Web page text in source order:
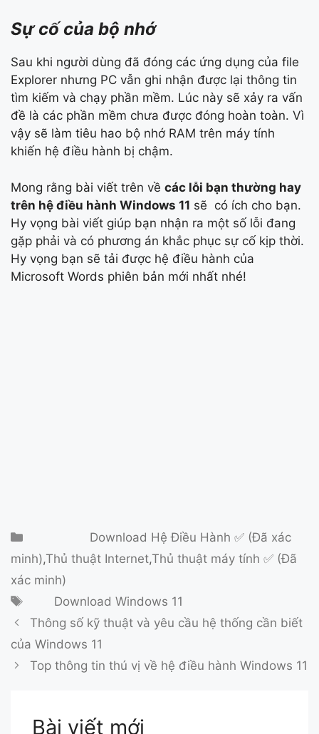
Sự cố của bộ nhớ
Sau khi người dùng đã đóng các ứng dụng của file
Explorer nhưng PC vẫn ghi nhận được lại thông tin
tìm kiếm và chạy phần mềm. Lúc này sẽ xảy ra vấn
đề là các phần mềm chưa được đóng hoàn toàn. Vì
vậy sẽ làm tiêu hao bộ nhớ RAM trên máy tính
khiến hệ điều hành bị chậm.
Mong rằng bài viết trên về các lỗi bạn thường hay
trên hệ điều hành Windows 11 sẽ có ích cho bạn.
Hy vọng bài viết giúp bạn nhận ra một số lỗi đang
gặp phải và có phương án khắc phục sự cố kịp thời.
Hy vọng bạn sẽ tải được hệ điều hành của
Microsoft Words phiên bản mới nhất nhé!
Danh mụcDownload Hệ Điều Hành ✅ (Đã xác
minh),Thủ thuật Internet,Thủ thuật máy tính ✅ (Đã
xác minh)
ThẻDownload Windows 11
Thông số kỹ thuật và yêu cầu hệ thống cần biết
của Windows 11
Top thông tin thú vị về hệ điều hành Windows 11
Bài viết mới